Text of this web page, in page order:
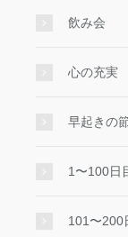
飲み会
心の充実
早起きの
1〜100日
101〜200